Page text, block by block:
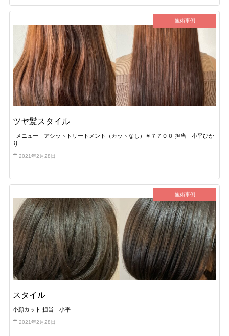
施術事例
ツヤ髪スタイル
メニュー アシットトリートメント（カットなし）￥７７００ 担当 小平ひか
り
2021年2月28日
施術事例
スタイル
小顔カット 担当 小平
2021年2月28日